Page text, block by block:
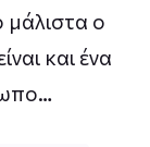
μάλιστα ο
και ένα